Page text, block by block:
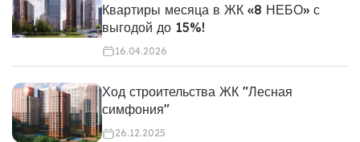
Квартиры месяца в ЖК «8 НЕБО» с
выгодой до 15%!
16.04.2026
Ход строительства ЖК "Лесная
симфония"
26.12.2025